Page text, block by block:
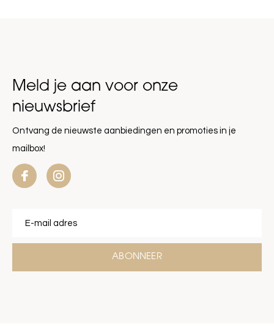
Meld je aan voor onze
nieuwsbrief
Ontvang de nieuwste aanbiedingen en promoties in je
mailbox!
ABONNEER